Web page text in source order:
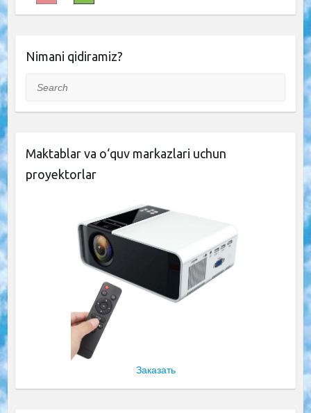
Nimani qidiramiz?
Search
Maktablar va o‘quv markazlari uchun
proyektorlar
Заказать